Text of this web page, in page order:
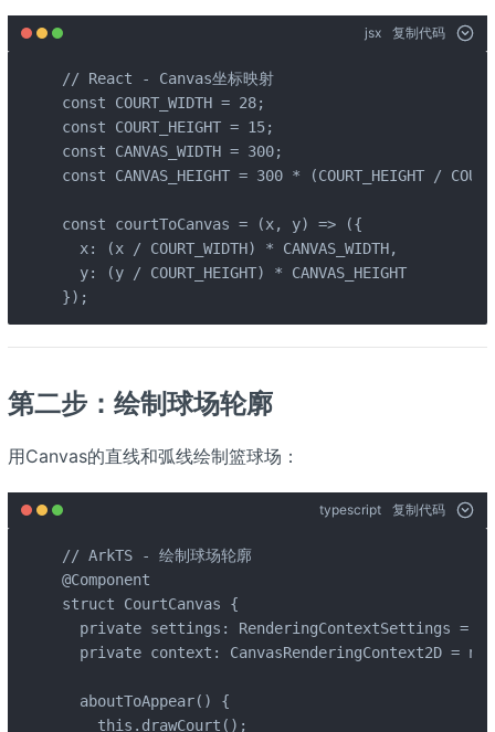
jsx 复制代码
// React - Canvas坐标映射
const COURT_WIDTH = 28;
const COURT_HEIGHT = 15;
const CANVAS_WIDTH = 300;
const CANVAS_HEIGHT = 300 * (COURT_HEIGHT /
const courtToCanvas = (x, y) => ({
  x: (x / COURT_WIDTH) * CANVAS_WIDTH,
  y: (y / COURT_HEIGHT) * CANVAS_HEIGHT
});
第二步：绘制球场轮廓
用Canvas的直线和弧线绘制篮球场：
typescript 复制代码
// ArkTS - 绘制球场轮廓
@Component
struct CourtCanvas {
private settings: RenderingContextSettings =
private context: CanvasRenderingContext2D =
  aboutToAppear() {
    this.drawCourt();